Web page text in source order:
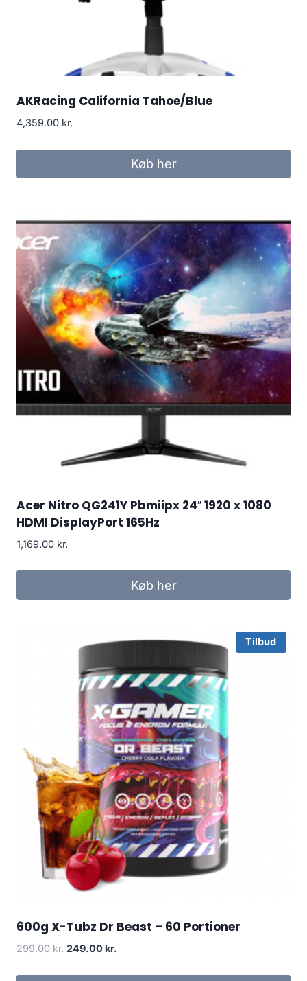
AKRacing California Tahoe/Blue
4,359.00 kr.
Køb her
Acer Nitro QG241Y Pbmiipx 24″ 1920 x 1080
HDMI DisplayPort 165Hz
1,169.00 kr.
Køb her
Tilbud
600g X-Tubz Dr Beast – 60 Portioner
299.00kr. Original
249.00 kr.